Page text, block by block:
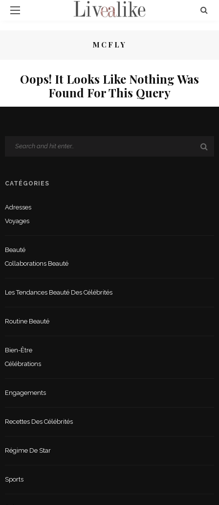
MCFLY
Oops! It Looks Like Nothing Was
Found For This Query
CATÉGORIES
Adresses
Voyages
Beauté
Collaborations Beauté
Les Tendances Beauté Des Célébrités
Routine Beauté
Bien-Être
Célébrations
Engagements
Recettes Des Célébrités
Régime De Star
Sports